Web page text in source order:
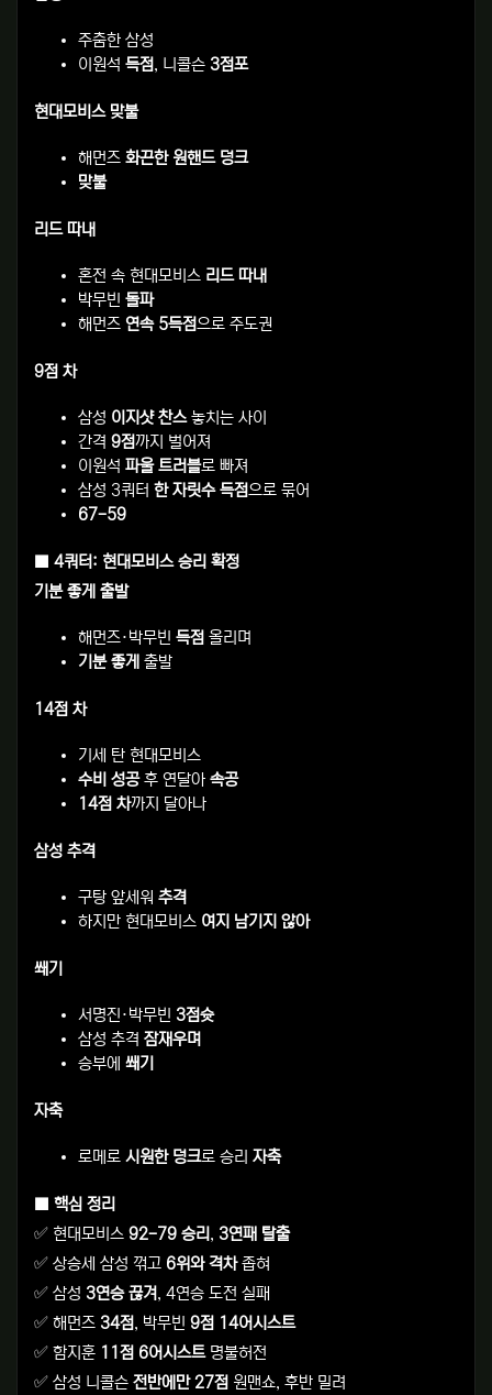
주춤한 삼성
이원석 득점, 니콜슨 3점포
현대모비스 맞불
해먼즈 화끈한 원핸드 덩크
맞불
리드 따내
혼전 속 현대모비스 리드 따내
박무빈 돌파
해먼즈 연속 5득점으로 주도권
9점 차
삼성 이지샷 찬스놓치는 사이
간격 9점까지 벌어져
이원석 파울 트러블로 빠져
삼성 3쿼터 한 자릿수 득점으로 묶어
67-59
■ 4쿼터: 현대모비스 승리 확정
기분 좋게 출발
해먼즈·박무빈 득점 올리며
기분 좋게 출발
14점 차
기세 탄 현대모비스
수비 성공후 연달아 속공
14점 차까지 달아나
삼성 추격
구탕 앞세워 추격
하지만 현대모비스 여지 남기지 않아
쐐기
서명진·박무빈 3점슛
삼성 추격 잠재우며
승부에 쐐기
자축
로메로 시원한 덩크로 승리 자축
■ 핵심 정리
✅ 현대모비스 92-79 승리, 3연패 탈출
✅ 상승세 삼성 꺾고 6위와 격차좁혀
✅ 삼성 3연승 끊겨, 4연승 도전 실패
✅ 해먼즈 34점, 박무빈 9점 14어시스트
✅ 함지훈 11점 6어시스트명불허전
✅ 삼성 니콜슨 전반에만 27점 원맨쇼, 후반 밀려